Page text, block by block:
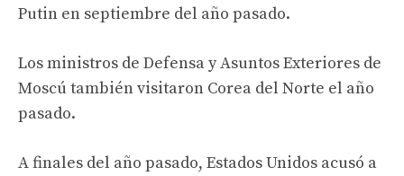
Putin en septiembre del año pasado.
Los ministros de Defensa y Asuntos Exteriores de
Moscú también visitaron Corea del Norte el año
pasado.
A finales del año pasado, Estados Unidos acusó a